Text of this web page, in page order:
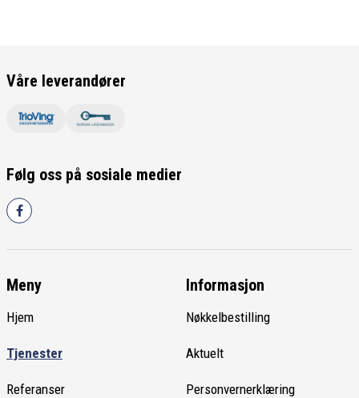
Våre leverandører
Følg oss på sosiale medier
Meny
Hjem
Tjenester
Referanser
Informasjon
Nøkkelbestilling
Aktuelt
Personvernerklæring